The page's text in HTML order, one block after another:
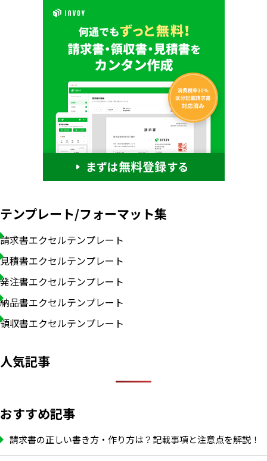
テンプレート/フォーマット集
請求書エクセルテンプレート
見積書エクセルテンプレート
発注書エクセルテンプレート
納品書エクセルテンプレート
領収書エクセルテンプレート
人気記事
おすすめ記事
請求書の正しい書き方・作り方は？記載事項と注意点を解説！